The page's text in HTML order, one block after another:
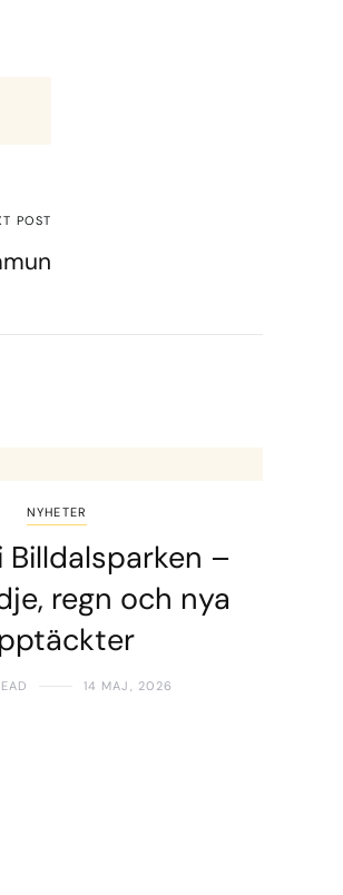
POST
NYHETER
Billdalsparken –
regn och nya
14 MAJ, 2026